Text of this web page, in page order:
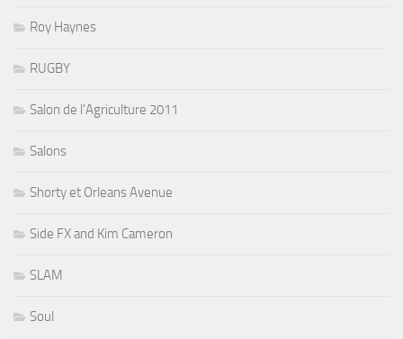
Roy Haynes
RUGBY
Salon de l'Agriculture 2011
Salons
Shorty et Orleans Avenue
Side FX and Kim Cameron
SLAM
Soul